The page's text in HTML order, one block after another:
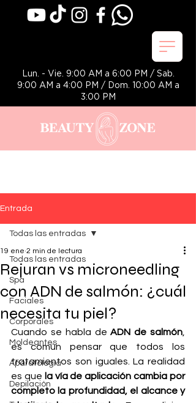
Lun. - Vie. 9:00 AM a 6:00 PM / Sab.
9:00 AM a 4:00 PM / Dom. 10:00 AM a
3:00 PM
Entrada
Todas las entradas
Spa
Faciales
Corporales
Moldeantes
Aparatología
Depilación
Todas las entradas
Rejuran vs microneedling
con ADN de salmón: ¿cuál
necesita tu piel?
19 ene 2 min de lectura
Cuando se habla de ADN de salmón
es común pensar que todos los
tratamientos son iguales. La realidad
es que la vía de aplicación cambia por
completo la profundidad, el alcance y